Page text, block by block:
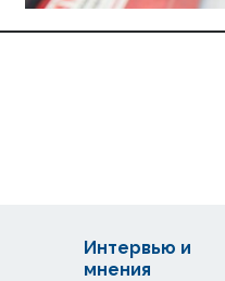
Интервью и
мнения